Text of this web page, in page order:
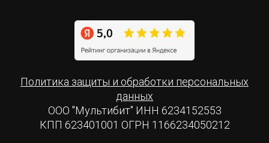
Политика защиты и обработки персональных
данных
ООО "Мультибит" ИНН 6234152553
КПП 623401001 ОГРН 1166234050212